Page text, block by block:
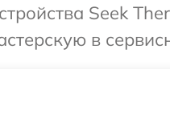
Seek
в